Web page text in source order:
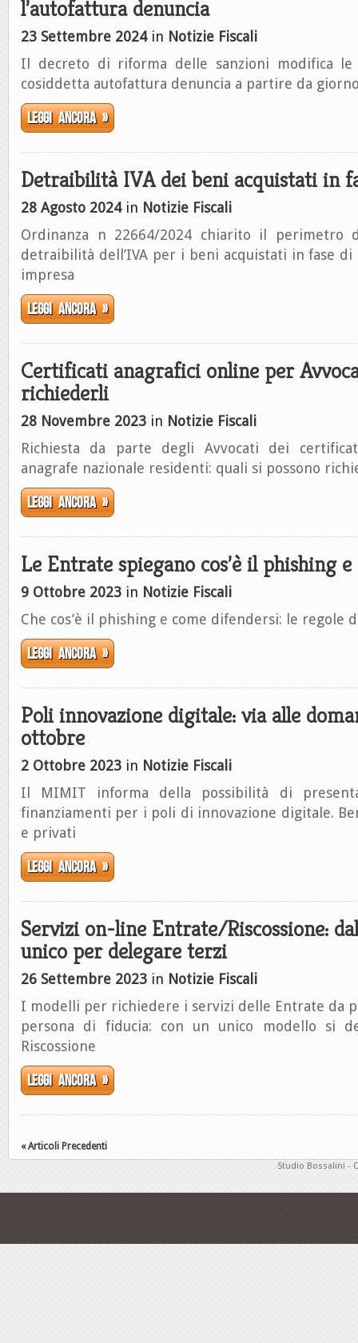
l’autofattura denuncia
23 Settembre 2024in Notizie Fiscali
Il decreto di riforma delle sanzioni modifica le
cosiddetta autofattura denuncia a partire da
Leggi ancora »
Detraibilità IVA dei beni acquistati in
28 Agosto 2024in Notizie Fiscali
Ordinanza n 22664/2024 chiarito il perimetro
detraibilità dell’IVA per i beni acquistati in fase
impresa
Leggi ancora »
Certificati anagrafici online per
richiederli
28 Novembre 2023 in Notizie Fiscali
Richiesta da parte degli Avvocati dei
anagrafe nazionale residenti: quali si possono
Leggi ancora »
Le Entrate spiegano cos’è il phishing
9 Ottobre 2023 in Notizie Fiscali
Che cos’è il phishing e come difendersi: le regole
Leggi ancora »
Poli innovazione digitale: via alle
ottobre
2 Ottobre 2023 in Notizie Fiscali
Il MIMIT informa della possibilità di
finanziamenti per i poli di innovazione digitale.
e privati
Leggi ancora »
Servizi on-line Entrate/Riscossione:
unico per delegare terzi
26 Settembre 2023 in Notizie Fiscali
I modelli per richiedere i servizi delle Entrate da
persona di fiducia: con un unico modello si
Riscossione
Leggi ancora »
« Articoli Precedenti
Studio Bossalini -